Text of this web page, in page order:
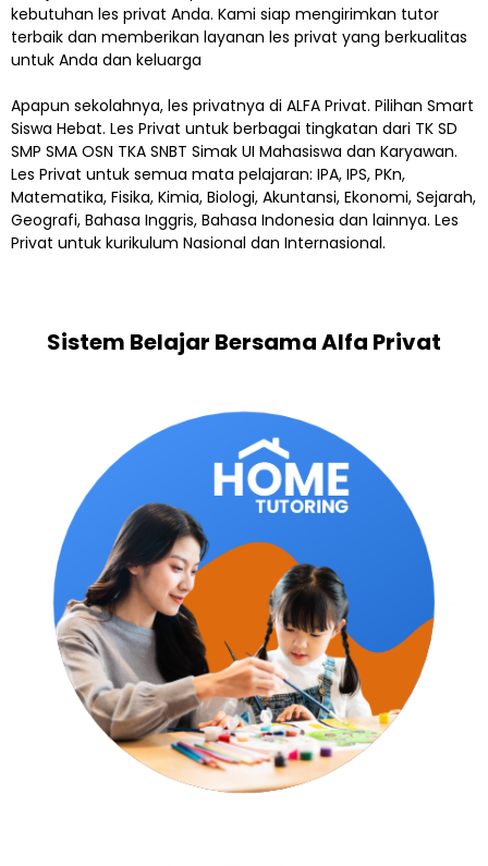
kebutuhan les privat Anda. Kami siap mengirimkan tutor
terbaik dan memberikan layanan les privat yang berkualitas
untuk Anda dan keluarga
Apapun sekolahnya, les privatnya di ALFA Privat. Pilihan Smart
Siswa Hebat. Les Privat untuk berbagai tingkatan dari TK SD
SMP SMA OSN TKA SNBT Simak UI Mahasiswa dan Karyawan.
Les Privat untuk semua mata pelajaran: IPA, IPS, PKn,
Matematika, Fisika, Kimia, Biologi, Akuntansi, Ekonomi, Sejarah,
Geografi, Bahasa Inggris, Bahasa Indonesia dan lainnya. Les
Privat untuk kurikulum Nasional dan Internasional.
Sistem Belajar Bersama Alfa Privat